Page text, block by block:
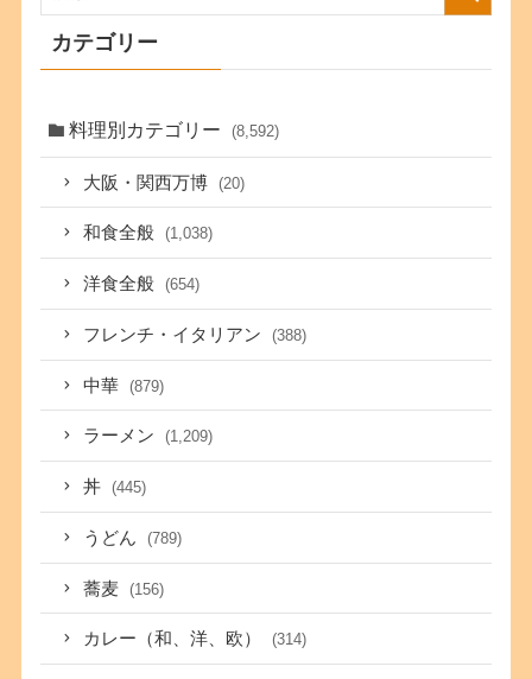
カテゴリー
料理別カテゴリー (8,592)
大阪・関西万博 (20)
和食全般 (1,038)
洋食全般 (654)
フレンチ・イタリアン (388)
中華 (879)
ラーメン (1,209)
丼 (445)
うどん (789)
蕎麦 (156)
カレー（和、洋、欧） (314)